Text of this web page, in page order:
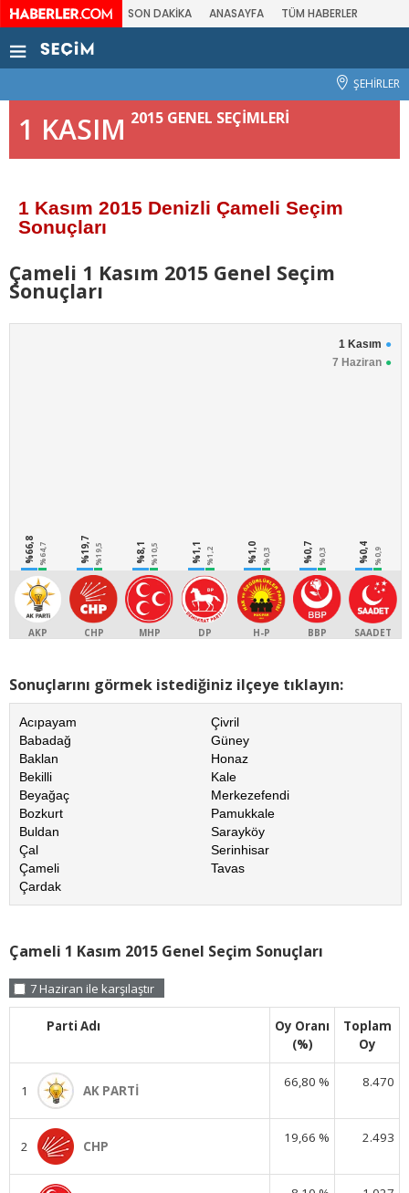
SON DAKİKA ANASAYFA TÜM HABERLER
ŞEHİRLER
1 KASIM 2015 GENEL SEÇİMLERİ
1 Kasım 2015 Denizli Çameli Seçim
Sonuçları
Çameli 1 Kasım 2015 Genel Seçim
Sonuçları
1 Kasım
7 Haziran
%66,8 %64,7
AKP
%19,7 %19,5
CHP
%8,1 %10,5
MHP
%1,1 %1,2
DP
%1,0 %0,3
H-P
%0,7 %0,3
BBP
%0,4 %0,9
SAADET
Sonuçlarını görmek istediğiniz ilçeye tıklayın:
Acıpayam
Babadağ
Baklan
Bekilli
Beyağaç
Bozkurt
Buldan
Çal
Çameli
Çardak
Çivril
Güney
Honaz
Kale
Merkezefendi
Pamukkale
Sarayköy
Serinhisar
Tavas
Çameli 1 Kasım 2015 Genel Seçim Sonuçları
7 Haziran ile karşılaştır
Parti Adı
Oy Oranı
(%)
Toplam
Oy
1 AK PARTİ
66,80 % 8.470
2 CHP
19,66 % 2.493